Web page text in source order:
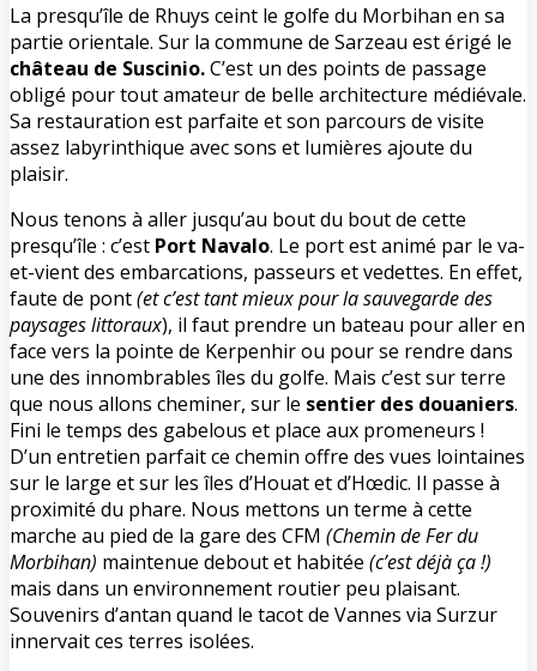
La presqu’île de Rhuys ceint le golfe du Morbihan en sa
partie orientale. Sur la commune de Sarzeau est érigé le
château de Suscinio.C’est un des points de passage
obligé pour tout amateur de belle architecture médiévale.
Sa restauration est parfaite et son parcours de visite
assez labyrinthique avec sons et lumières ajoute du
plaisir.
Nous tenons à aller jusqu’au bout du bout de cette
presqu’île : c’est Port Navalo. Le port est animé par le va-
et-vient des embarcations, passeurs et vedettes. En effet,
faute de pont(et c’est tant mieux pour la sauvegarde des
paysages littoraux), il faut prendre un bateau pour aller en
face vers la pointe de Kerpenhir ou pour se rendre dans
une des innombrables îles du golfe. Mais c’est sur terre
que nous allons cheminer, sur le sentier des douaniers.
Fini le temps des gabelous et place aux promeneurs !
D’un entretien parfait ce chemin offre des vues lointaines
sur le large et sur les îles d’Houat et d’Hœdic. Il passe à
proximité du phare. Nous mettons un terme à cette
marche au pied de la gare des CFM (Chemin de Fer du
Morbihan) maintenue debout et habitée (c’est déjà ça !)
mais dans un environnement routier peu plaisant.
Souvenirs d’antan quand le tacot de Vannes via Surzur
innervait ces terres isolées.